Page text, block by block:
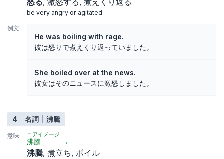
怒る 激怒する 煮えくり返る
be very angry or agitated
例文
He was boiling with rage.
彼は怒りで煮えくり返っていました。
She boiled over at the news.
彼女はそのニュースに激怒しました。
4 名詞 沸騰
意味 コアイメージ
沸騰 →
沸騰 煮立ち ボイル